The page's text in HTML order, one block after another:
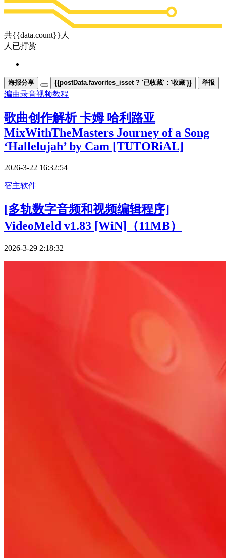
共{{data.count}}人
人已打赏
海报分享 {{postData.favorites_isset ? '已收藏' : '收藏'}} 举报
编曲录音视频教程
歌曲创作解析 卡姆 哈利路亚
MixWithTheMasters Journey of a Song
‘Hallelujah’ by Cam [TUTORiAL]
2026-3-22 16:32:54
宿主软件
[多轨数字音频和视频编辑程序]
VideoMeld v1.83 [WiN]（11MB）
2026-3-29 2:18:32